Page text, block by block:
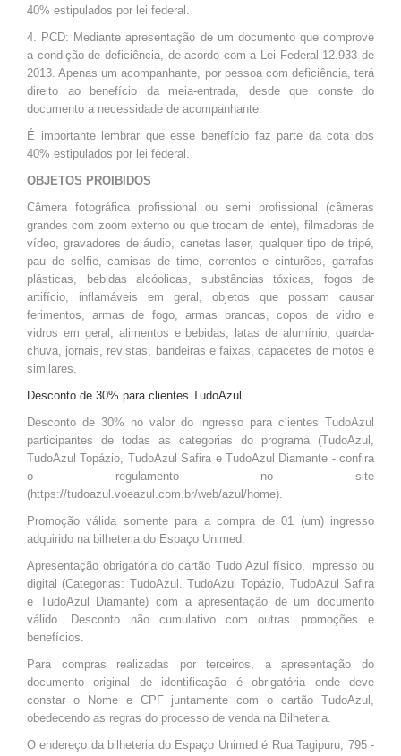
40% estipulados por lei federal.
4. PCD: Mediante apresentação de um documento que comprove
a condição de deficiência, de acordo com a Lei Federal 12.933 de
2013. Apenas um acompanhante, por pessoa com deficiência, terá
direito ao benefício da meia-entrada, desde que conste do
documento a necessidade de acompanhante.
É importante lembrar que esse benefício faz parte da cota dos
40% estipulados por lei federal.
OBJETOS PROIBIDOS
Câmera fotográfica profissional ou semi profissional (câmeras
grandes com zoom externo ou que trocam de lente), filmadoras de
vídeo, gravadores de áudio, canetas laser, qualquer tipo de tripé,
pau de selfie, camisas de time, correntes e cinturões, garrafas
plásticas, bebidas alcóolicas, substâncias tóxicas, fogos de
artifício, inflamáveis em geral, objetos que possam causar
ferimentos, armas de fogo, armas brancas, copos de vidro e
vidros em geral, alimentos e bebidas, latas de alumínio, guarda-
chuva, jornais, revistas, bandeiras e faixas, capacetes de motos e
similares.
Desconto de 30% para clientes TudoAzul
Desconto de 30% no valor do ingresso para clientes TudoAzul
participantes de todas as categorias do programa (TudoAzul,
TudoAzul Topázio, TudoAzul Safira e TudoAzul Diamante - confira
o regulamento no site
(https://tudoazul.voeazul.com.br/web/azul/home).
Promoção válida somente para a compra de 01 (um) ingresso
adquirido na bilheteria do Espaço Unimed.
Apresentação obrigatória do cartão Tudo Azul físico, impresso ou
digital (Categorias: TudoAzul. TudoAzul Topázio, TudoAzul Safira
e TudoAzul Diamante) com a apresentação de um documento
válido. Desconto não cumulativo com outras promoções e
benefícios.
Para compras realizadas por terceiros, a apresentação do
documento original de identificação é obrigatória onde deve
constar o Nome e CPF juntamente com o cartão TudoAzul,
obedecendo as regras do processo de venda na Bilheteria.
O endereço da bilheteria do Espaço Unimed é Rua Tagipuru, 795 -